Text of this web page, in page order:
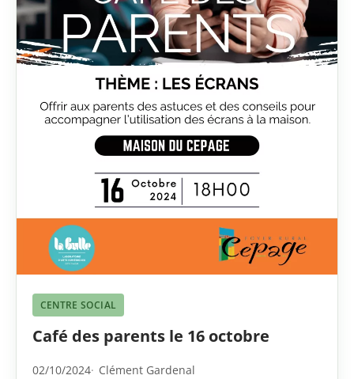
CENTRE SOCIAL
Café des parents le 16 octobre
02/10/2024 Clément Gardenal